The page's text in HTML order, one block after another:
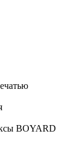
BOYARD